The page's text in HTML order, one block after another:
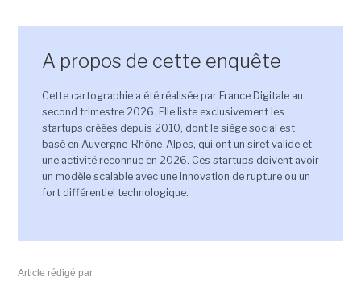
A propos de cette enquête
Cette cartographie a été réalisée par France Digitale au
second trimestre 2026. Elle liste exclusivement les
startups créées depuis 2010, dont le siège social est
basé en Auvergne-Rhône-Alpes, qui ont un siret valide et
une activité reconnue en 2026. Ces startups doivent avoir
un modèle scalable avec une innovation de rupture ou un
fort différentiel technologique.
Article rédigé par